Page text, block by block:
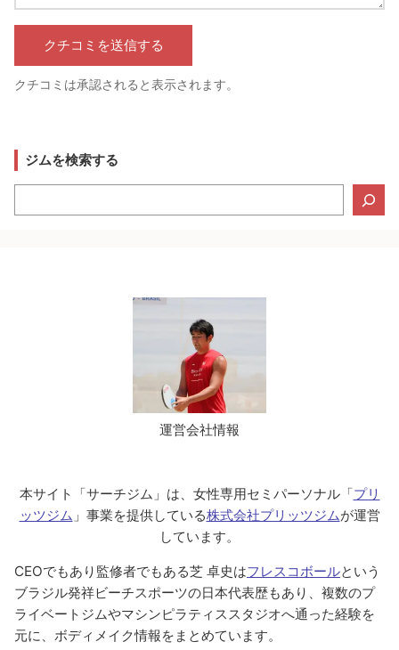
クチコミは承認されると表示されます。
ジムを検索する
索
運営会社情報
本サイト「サーチジム」は、女性専用セミパーソナル「プリ
ッツジム 」事業を提供している株式会社プリッツジムが運営
しています。
CEOでもあり監修者でもある芝 卓史はフレスコボールという
ブラジル発祥ビーチスポーツの日本代表歴もあり、複数のプ
ライベートジムやマシンピラティススタジオへ通った経験を
元に、ボディメイク情報をまとめています。